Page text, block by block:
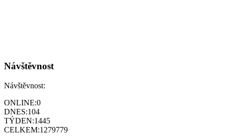
Návštěvnost
Návštěvnost:
ONLINE:0
DNES:104
TÝDEN:1445
CELKEM:1279779